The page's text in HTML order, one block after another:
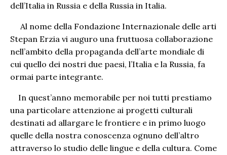
dell’Italia in Russia e della Russia in Italia.
Al nome della Fondazione Internazionale delle arti
Stepan Erzia vi auguro una fruttuosa collaborazione
nell’ambito della propaganda dell’arte mondiale di
cui quello dei nostri due paesi, l’Italia e la Russia, fa
ormai parte integrante.
In quest’anno memorabile per noi tutti prestiamo
una particolare attenzione ai progetti culturali
destinati ad allargare le frontiere e in primo luogo
quelle della nostra conoscenza ognuno dell’altro
attraverso lo studio delle lingue e della cultura. Come